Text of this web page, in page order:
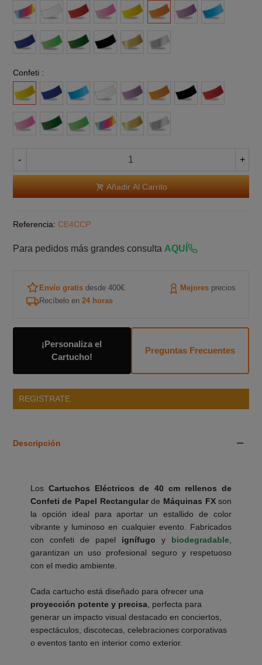
MulticolorBlanco Rojo Rosa Amarillo Naranja Morado
Azul
claro
Azul
Verde
claro
Verde
Oscuro
Negro Oro Plata
Confeti :
Amarillo
Azul
Azul
Claro
Blanco Morado Naranja Negro Rojo
Rosa Verde Verde MulticolorOro Plata
- +
Añadir Al Carrito
Referencia: CE4CCP
Para pedidos más grandes consulta AQUÍ
Envío gratisdesde 400€ Mejores precios
Recíbelo en 24 horas
¡Personaliza el
Cartucho!
Preguntas Frecuentes
REGISTRATE
Descripción
Los Cartuchos Eléctricos de 40 cm rellenos de
Confeti de Papel Rectangularde Máquinas FXson
la opción ideal para aportar un estallido de color
vibrante y luminoso en cualquier evento. Fabricados
con confeti de papel ignífugo y biodegradable
garantizan un uso profesional seguro y respetuoso
con el medio ambiente.
Cada cartucho está diseñado para ofrecer una
proyección potente y precisa, perfecta para
generar un impacto visual destacado en conciertos,
espectáculos, discotecas, celebraciones corporativas
o eventos tanto en interior como exterior.